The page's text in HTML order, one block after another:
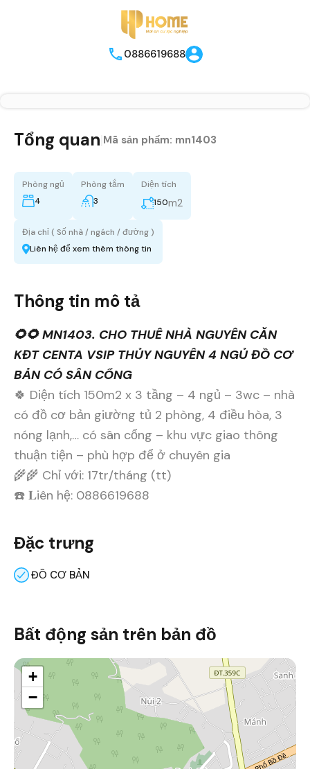
0886619688
Tổng quan Mã sản phẩm: mn1403
Phòng ngủ
4
Phòng tắm
3
Diện tích
150m2
Địa chỉ ( Số nhà / ngách / đường )
Liên hệ để xem thêm thông tin
Thông tin mô tả
🌻🌻 MN1403. CHO THUÊ NHÀ NGUYÊN CĂN
KĐT CENTA VSIP THỦY NGUYÊN 4 NGỦ ĐỒ CƠ
BẢN CÓ SÂN CỔNG
🍀 Diện tích 150m2 x 3 tầng – 4 ngủ – 3wc – nhà
có đồ cơ bản giường tủ 2 phòng, 4 điều hòa, 3
nóng lạnh,… có sân cổng – khu vực giao thông
thuận tiện – phù hợp để ở chuyên gia
🌾🌾 Chỉ với: 17tr/tháng (tt)
☎️ 𝐋iên hệ: 0886619688
Đặc trưng
ĐỒ CƠ BẢN
Bất động sản trên bản đồ
+
−